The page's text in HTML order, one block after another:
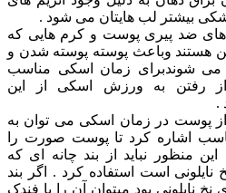
بیشتر لب هایتان می شود .
های ضد پیری پوست و کرم هایی که
هستند وباعث پوسته پوسته شدن و
شوندبرای زمان اسکی مناسب
رفتن به ورزش اسکی از این
.
از پوست در زمان اسکی می توان به
اشاره کرد تا پوست صورت را
این منظور نباید از بند چانه ای که
نایلونی است استفاده کرد . اگر بند
نخ نایلونی بود میتوان آن را با فندک